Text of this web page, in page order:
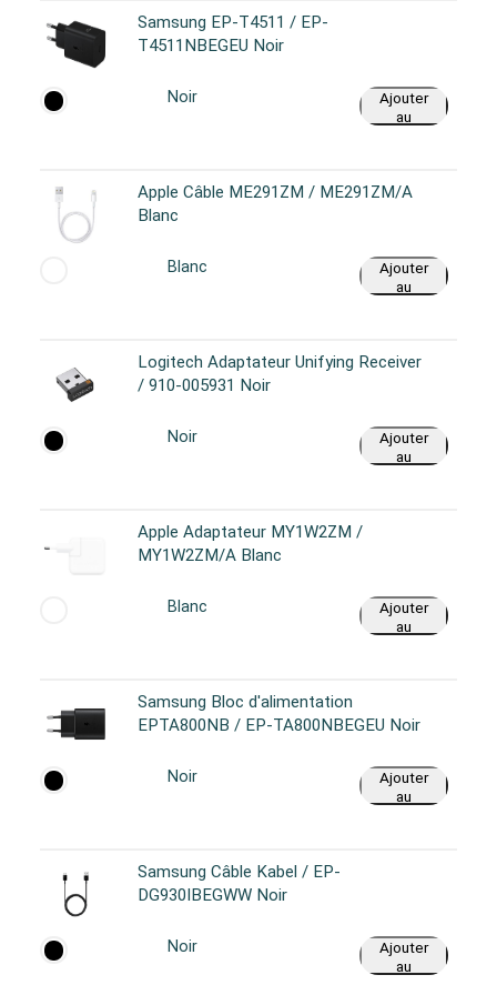
Samsung EP-T4511 / EP-
T4511NBEGEU Noir
Noir
Ajouter
au
Apple Câble ME291ZM / ME291ZM/A
Blanc
Blanc
Ajouter
au
Logitech Adaptateur Unifying Receiver
/ 910-005931 Noir
Noir
Ajouter
au
Apple Adaptateur MY1W2ZM /
MY1W2ZM/A Blanc
Blanc
Ajouter
au
Samsung Bloc d'alimentation
EPTA800NB / EP-TA800NBEGEU Noir
Noir
Ajouter
au
Samsung Câble Kabel / EP-
DG930IBEGWW Noir
Noir
Ajouter
au